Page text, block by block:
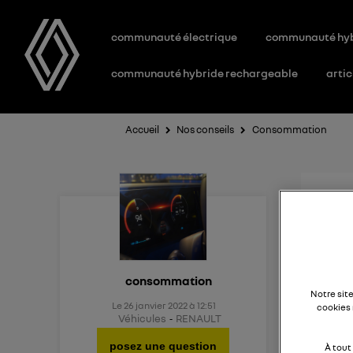
communauté électrique communauté
communauté hybride rechargeable
Accueil Nos conseils Consommation
consommation
Le 26 janvier 2022à 12:51
Véhicules RENAULT
posez une question
Notre
cookies
À tout